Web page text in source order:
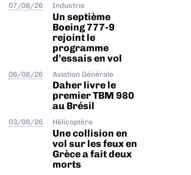
07/08/26 Industrie
Un septième
Boeing 777-9
rejoint le
programme
d’essais en vol
06/08/26 Aviation Générale
Daher livre le
premier TBM 980
au Brésil
03/08/26 Hélicoptère
Une collision en
vol sur les feux en
Grèce a fait deux
morts